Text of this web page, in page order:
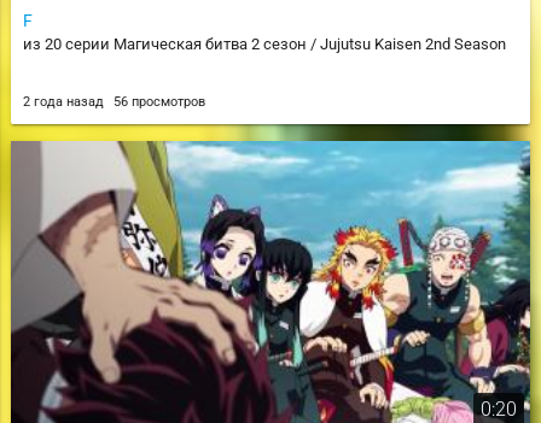
F
из 20 серии Магическая битва 2 сезон / Jujutsu Kaisen 2nd Season
2 года назад 56 просмотров
0:20